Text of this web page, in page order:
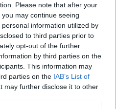
Please note that after your
may continue seeing
information utilized by
to third parties prior to
opt-out of the further
by third parties on the
This information may
parties on the IAB’s List of
may further disclose it to other